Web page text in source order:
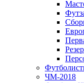
ЧМ-2018